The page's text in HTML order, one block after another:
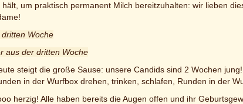
um praktisch permanent Milch bereitzuhalten: wir lieben
Woche
aus der dritten Woche
steigt die große Sause: unsere Candids sind 2 Wochen
in der Wurfbox drehen, trinken, schlafen, Runden in der
herzig! Alle haben bereits die Augen offen und ihr